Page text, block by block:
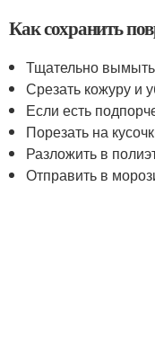
Как сохранить
Тщательно
Срезать кожуру и
Если есть
Порезать на
Разложить в
Отправить в